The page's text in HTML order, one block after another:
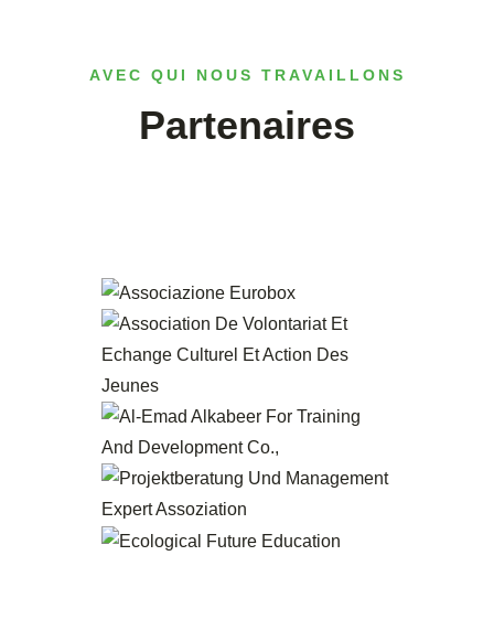
AVEC QUI NOUS TRAVAILLONS
Partenaires